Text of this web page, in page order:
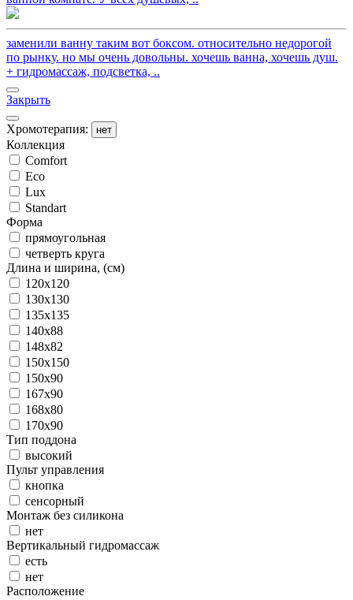
заменили ванну таким вот боксом. относительно недорогой
по рынку. но мы очень довольны. хочешь ванна, хочешь душ.
+ гидромассаж, подсветка, ..
Закрыть
Хромотерапия: нет
Коллекция
Comfort
Eco
Lux
Standart
Форма
прямоугольная
четверть круга
Длина и ширина, (см)
120x120
130x130
135x135
140x88
148x82
150x150
150x90
167x90
168x80
170x90
Тип поддона
высокий
Пульт управления
кнопка
сенсорный
Монтаж без силикона
нет
Вертикальный гидромассаж
есть
нет
Расположение